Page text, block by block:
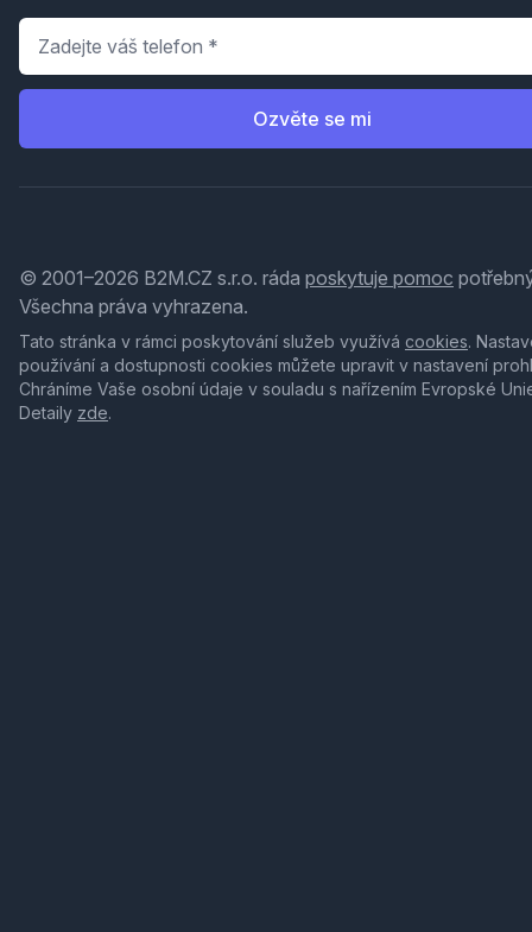
Telefon
Ozvěte se mi
© 2001–2026 B2M.CZ s.r.o. ráda poskytuje pomoc
Všechna práva vyhrazena.
Tato stránka v rámci poskytování služeb využívá cookies.
používání a dostupnosti cookies můžete upravit v nastavení
Chráníme Vaše osobní údaje v souladu s nařízením Evropské
Detaily zde.